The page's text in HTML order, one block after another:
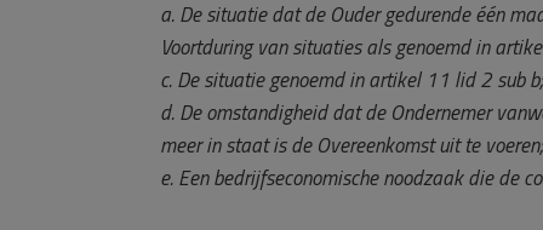
a. De situatie dat de Ouder gedurende één
Voortduring van situaties als genoemd in
c. De situatie genoemd in artikel 11 lid 2 sub b;
d. De omstandigheid dat de Ondernemer
meer in staat is de Overeenkomst uit te voeren;
e. Een bedrijfseconomische noodzaak die de